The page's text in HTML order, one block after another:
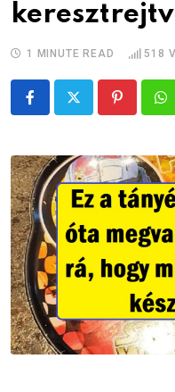
1 MINUTE READ 518
Pinterest